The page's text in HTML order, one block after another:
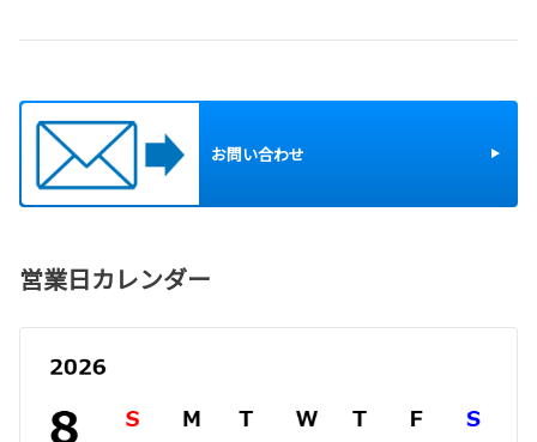
お問い合わせ
営業日カレンダー